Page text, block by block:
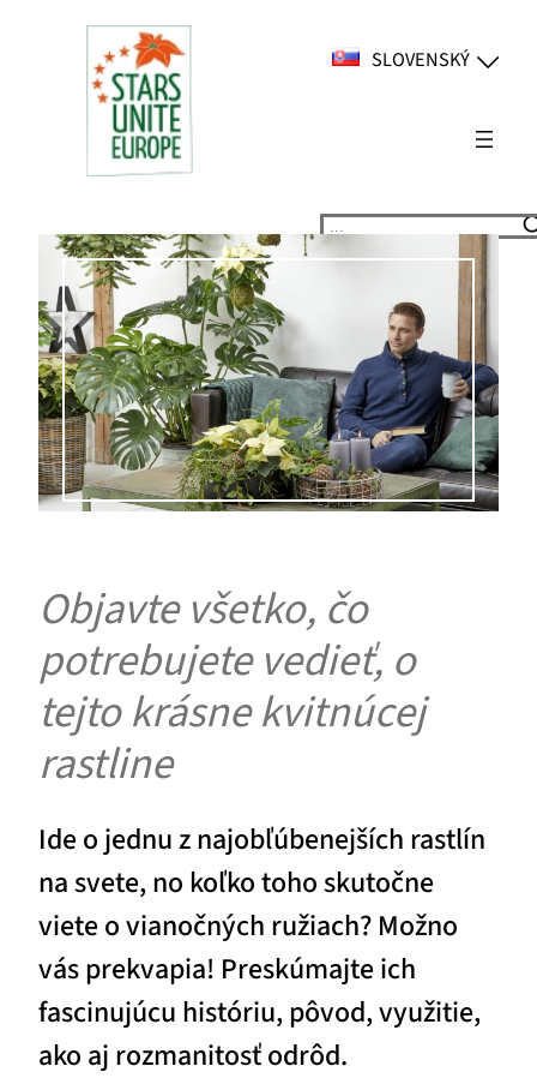
SLOVENSKÝ
Suchen
Objavte všetko, čo
potrebujete vedieť, o
tejto krásne kvitnúcej
rastline
Ide o jednu z najobľúbenejších rastlín
na svete, no koľko toho skutočne
viete o vianočných ružiach? Možno
vás prekvapia! Preskúmajte ich
fascinujúcu históriu, pôvod, využitie,
ako aj rozmanitosť odrôd.